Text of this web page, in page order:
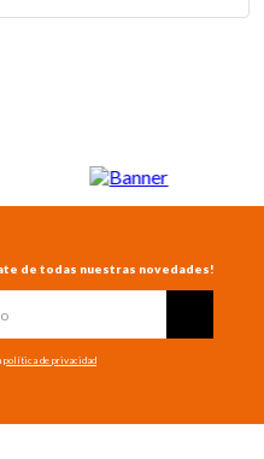
de todas nuestras novedades!
política de privacidad